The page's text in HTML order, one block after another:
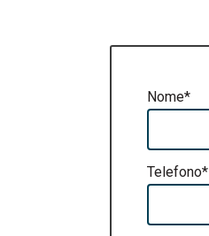
Nome*
Telefono*